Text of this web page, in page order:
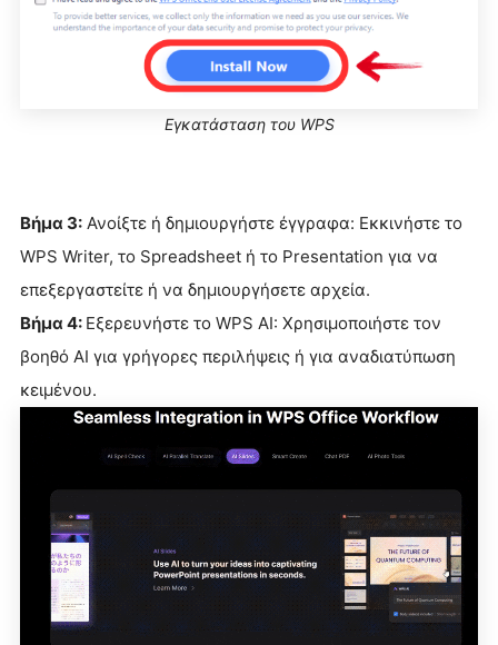
Εγκατάσταση του WPS
Βήμα 3: Ανοίξτε ή δημιουργήστε έγγραφα: Εκκινήστε το
WPS Writer, το Spreadsheet ή το Presentation για να
επεξεργαστείτε ή να δημιουργήσετε αρχεία.
Βήμα 4: Εξερευνήστε το WPS AI: Χρησιμοποιήστε τον
βοηθό AI για γρήγορες περιλήψεις ή για αναδιατύπωση
κειμένου.